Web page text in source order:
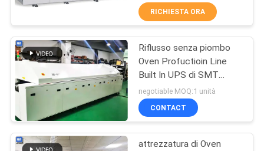
DI
QUALITÀ
CONTATTICI
NOTIZIE
saldatrice dell'onda
RICHIESTA ORA
Riflusso senza piombo
Oven Profuctioin Line
Built In UPS di SMT
dell'aria calda
negotiable MOQ:1 unità
CONTACT
attrezzatura di Oven